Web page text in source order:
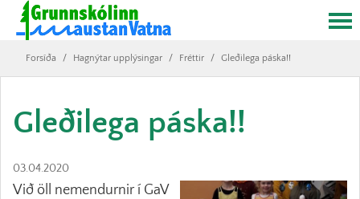
Forsíða / Hagnýtar upplýsingar / Fréttir / Gleðilega páska!!
Gleðilega páska!!
03.04.2020
Við öll nemendurnir í GaV